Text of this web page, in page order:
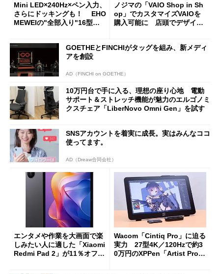
Mini LED×240Hz×ペン入力、
さらにドッキングも！ EHO
MEWEIの"全部入り"16型モ
ノジマの「VAIO Shop in Sh
op」でカスタマイズVAIOを
購入可能に 店頭でデザイン
GOETHEとFINCHIがタッグを組み、新メディ
アを創設
AD（FINCHI on GOETHE）
10万円台で手に入る、理想の座り心地 電動
サポート＆ストレッチ機能が魅力のエルゴノミ
クスチェア「LiberNovo Omni Gen」を試す
SNSアカウントを着実に成長。実はみんなココ
使ってます。
AD（Dreaw合同会社）
エンタメや作業を大画面で楽
しみたい人に適した「Xiaomi
Redmi Pad 2」が11％オフの
Wacom「Cintiq Pro」に迫る
実力 27型4K／120Hzで約3
0万円のXPPen「Artist Pro 2